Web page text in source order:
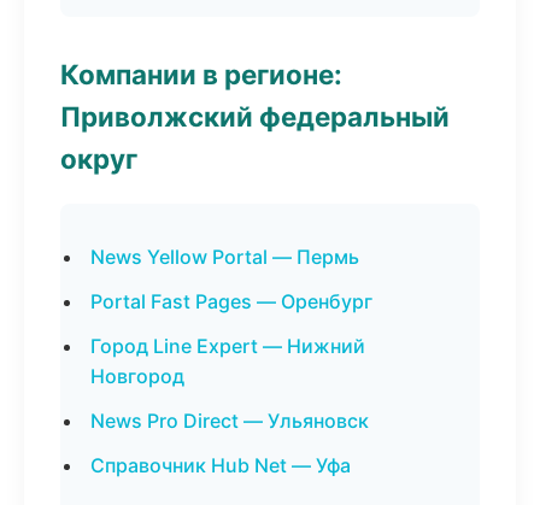
Компании в регионе:
Приволжский федеральный
округ
News Yellow Portal — Пермь
Portal Fast Pages — Оренбург
Город Line Expert — Нижний
Новгород
News Pro Direct — Ульяновск
Справочник Hub Net — Уфа